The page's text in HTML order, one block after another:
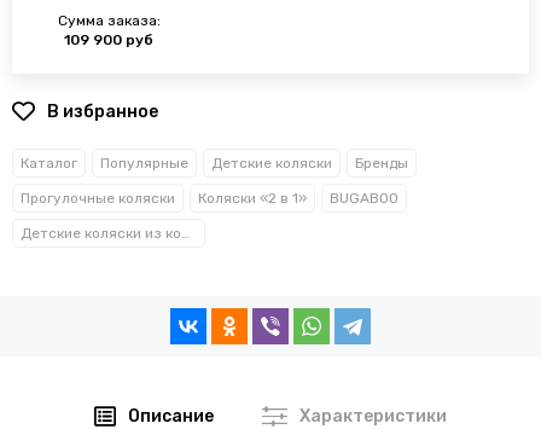
Сумма заказа:
109 900 руб
В избранное
Каталог Популярные Детские коляски Бренды
Прогулочные коляски Коляски «2 в 1» BUGABOO
Детские коляски из коллекции «BUGABOO FOX CUB»
Описание Характеристики